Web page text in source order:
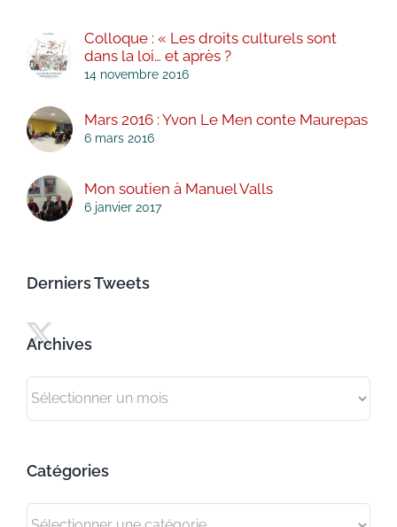
Colloque : « Les droits culturels sont
dans la loi… et après ?
14 novembre 2016
Mars 2016 : Yvon Le Men conte Maurepas
6 mars 2016
Mon soutien à Manuel Valls
6 janvier 2017
Derniers Tweets
Archives
Archives
Catégories
Catégories